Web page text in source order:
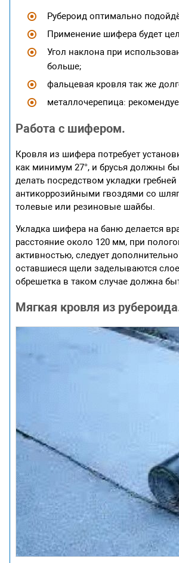
Рубероид оптимально
Применение шифера будет
Угол наклона при
больше;
фальцевая кровля так же
металлочерепица:
Работа с шифером.
Кровля из шифера потребует
как минимум 27°, и брусья должны
делать посредством укладки
антикоррозийными гвоздями со
толевые или резиновые шайбы.
Укладка шифера на баню делается
расстояние около 120 мм, при
активностью, следует
оставшиеся щели заделываются
обрешетка в таком случае должна
Мягкая кровля из